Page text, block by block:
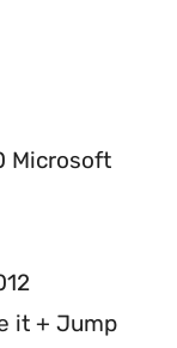
Microsoft
it + Jump